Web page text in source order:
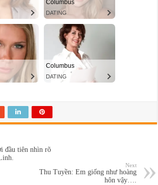
đầu tiên nhìn rõ
Next
Thu Tuyền: Em giống như hoàng
hôn vậy….